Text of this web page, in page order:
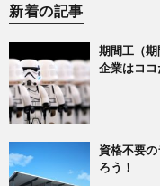
新着の記事
期間工（
企業はココ
資格不要
ろう！